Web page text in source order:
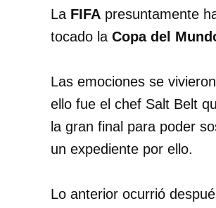
La FIFA presuntamente
tocado la Copa del
Las emociones se
ello fue el chef Salt Belt
la gran final para poder
un expediente por ello.
Lo anterior ocurrió